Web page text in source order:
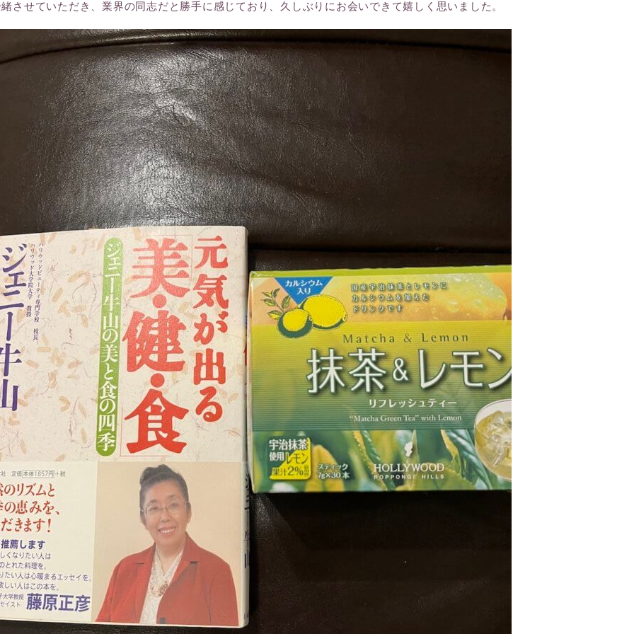
させていただき、業界の同志だと勝手に感じており、久しぶりにお会いできて嬉しく思いました。